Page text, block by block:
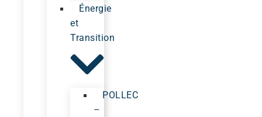
Énergie
et
Transition
POLLEC
–